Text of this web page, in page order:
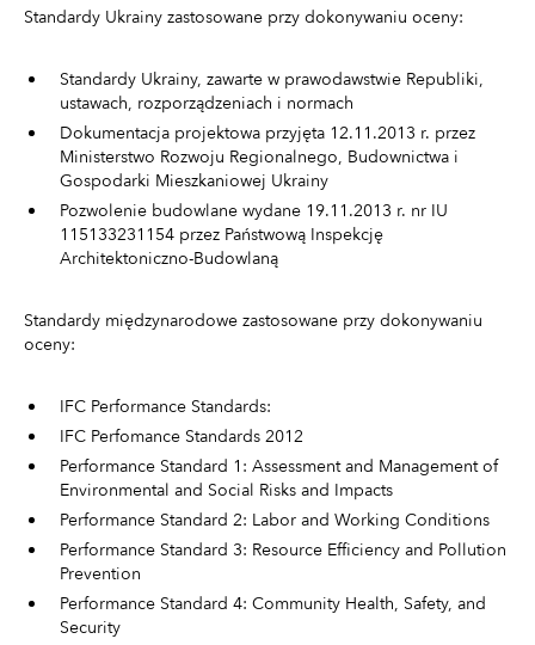
Standardy Ukrainy zastosowane przy dokonywaniu oceny:
Standardy Ukrainy, zawarte w prawodawstwie Republiki,
ustawach, rozporządzeniach i normach
Dokumentacja projektowa przyjęta 12.11.2013 r. przez
Ministerstwo Rozwoju Regionalnego, Budownictwa i
Gospodarki Mieszkaniowej Ukrainy
Pozwolenie budowlane wydane 19.11.2013 r. nr IU
115133231154 przez Państwową Inspekcję
Architektoniczno-Budowlaną
Standardy międzynarodowe zastosowane przy dokonywaniu
oceny:
IFC Performance Standards:
IFC Perfomance Standards 2012
Performance Standard 1: Assessment and Management of
Environmental and Social Risks and Impacts
Performance Standard 2: Labor and Working Conditions
Performance Standard 3: Resource Efficiency and Pollution
Prevention
Performance Standard 4: Community Health, Safety, and
Security